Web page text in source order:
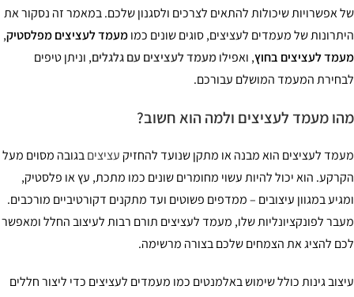
אפשרויות שיכולות להתאים לצרכים ולסגנון שלכם. במאמר זה נסקור את
של מעמדים לעציצים, סוגים שונים כמומעמד לעציצים מפלסטיק,
לעציצים בחוץ, ואפילומעמד לעציצים עם גלגלים, וניתן טיפים
המעמד המושלם עבורכם.
מעמד לעציצים ולמה הוא חשוב?
לעציצים הוא מבנה או מתקן שנועד להחזיקעציציםבגובה מסוים מעל
הוא יכול להיות עשוי מחומרים שונים כמו מתכת, עץ או פלסטיק,
במגוון עיצובים – ממדפים פשוטים ועד מתקנים דקורטיביים מורכבים.
לפונקציונליות שלו, מעמד לעציצים תורם רבות לעיצוב החלל ומאפשר
להציג את הצמחים שלכם בצורה מרשימה.
גינות כולל שימוש באלמנטים כמו מעמדים לעציצים כדי ליצור חללים